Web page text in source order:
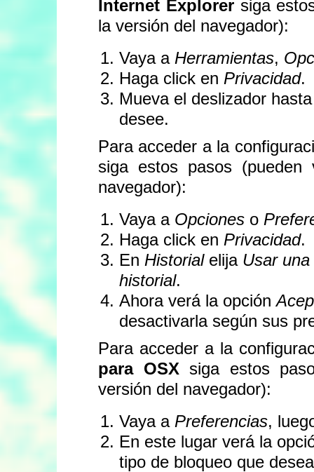
Internet Explorersiga
la versión del navegador):
Vaya a Herramientas,
Haga click en Privacidad.
Mueva el deslizador
desee.
Para acceder a la
siga estos pasos
navegador):
Vaya a Opciones o
Haga click en Privacidad.
En Historialelija Usar
historial.
Ahora verá la opción
desactivarla según sus
Para acceder a la
para OSX siga estos
versión del navegador):
Vaya a Preferencias,
En este lugar verá la
tipo de bloqueo que